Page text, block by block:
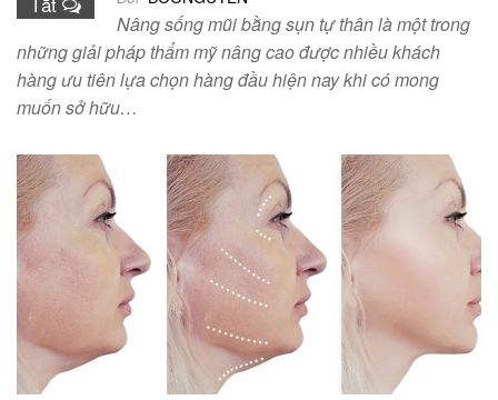
Nâng sống mũi bằng sụn tự thân là một trong
những giải pháp thẩm mỹ nâng cao được nhiều khách
hàng ưu tiên lựa chọn hàng đầu hiện nay khi có mong
muốn sở hữu…